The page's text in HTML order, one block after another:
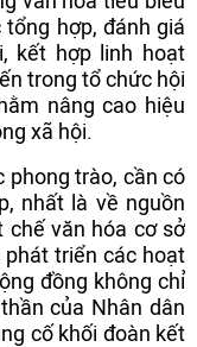
hợp, đánh giá
kết hợp linh hoạt
trong tổ chức hội
nâng cao hiệu
xã hội.
phong trào, cần có
nhất là về nguồn
chế văn hóa cơ sở
triển các hoạt
đồng không chỉ
của Nhân dân
cố khối đoàn kết